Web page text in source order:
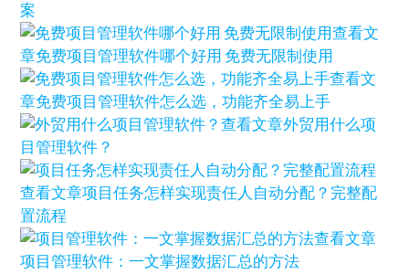
案
查看文
章免费项目管理软件哪个好用 免费无限制使用
查看文
章免费项目管理软件怎么选，功能齐全易上手
查看文章外贸用什么项
目管理软件？
查看文章项目任务怎样实现责任人自动分配？完整配
置流程
查看文章
项目管理软件：一文掌握数据汇总的方法